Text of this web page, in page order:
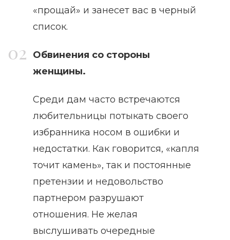
«прощай» и занесет вас в черный
список.
Обвинения со стороны
женщины.
Среди дам часто встречаются
любительницы потыкать своего
избранника носом в ошибки и
недостатки. Как говорится, «капля
точит камень», так и постоянные
претензии и недовольство
партнером разрушают
отношения. Не желая
выслушивать очередные